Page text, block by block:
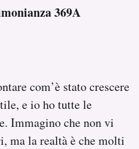
369A
com’è stato crescere
e io ho tutte le
Immagino che non vi
ma la realtà è che molti